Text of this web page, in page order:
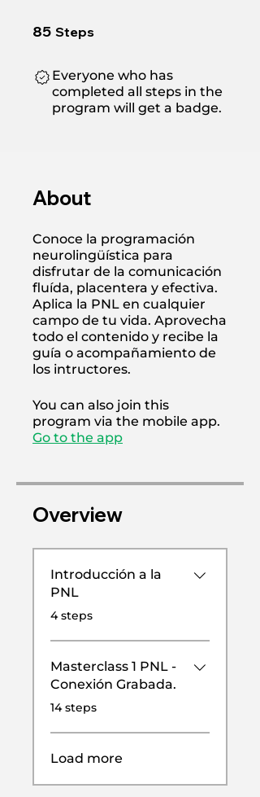
85 Steps
Everyone who has
completed all steps in the
program will get a badge.
About
Conoce la programación
neurolingüística para
disfrutar de la comunicación
fluída, placentera y efectiva.
Aplica la PNL en cualquier
campo de tu vida. Aprovecha
todo el contenido y recibe la
guía o acompañamiento de
los intructores.
You can also join this
program via the mobile app.
Go to the app
Overview
Introducción a la
PNL
.
4 steps
Masterclass 1 PNL -
Conexión Grabada.
.14 steps
Load more